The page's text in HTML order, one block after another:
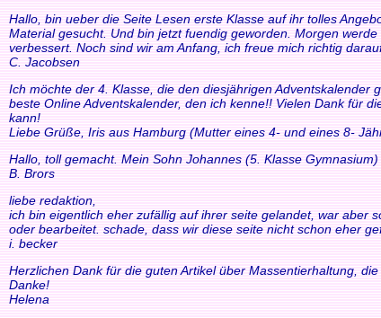
Hallo, bin ueber die Seite Lesen erste Klasse auf ihr tolles
Material gesucht. Und bin jetzt fuendig geworden. Morgen
verbessert. Noch sind wir am Anfang, ich freue mich richtig
C. Jacobsen
Ich möchte der 4. Klasse, die den diesjährigen
beste Online Adventskalender, den ich kenne!! Vielen Dank für
kann!
Liebe Grüße, Iris aus Hamburg (Mutter eines 4- und eines 8-
Hallo, toll gemacht. Mein Sohn Johannes (5. Klasse
B. Brors
liebe redaktion,
ich bin eigentlich eher zufällig auf ihrer seite gelandet, war aber
oder bearbeitet. schade, dass wir diese seite nicht schon eher
i. becker
Herzlichen Dank für die guten Artikel über Massentierhaltung,
Danke!
Helena